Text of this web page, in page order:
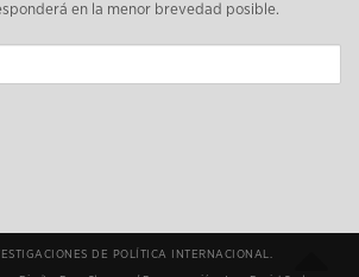
en la menor brevedad posible.
DE POLÍTICA INTERNACIONAL.